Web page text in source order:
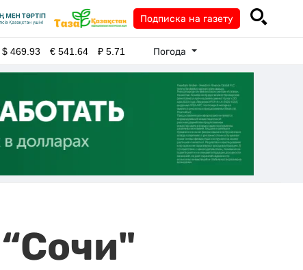
Подписка на газету
$469.93 €541.64 ₽5.71 Погода